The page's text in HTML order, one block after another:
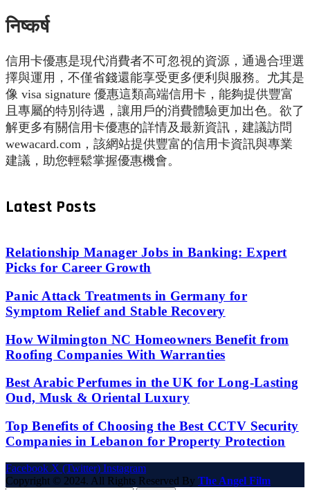
निष्कर्ष
信用卡優惠是現代消費者不可忽視的資源，通過合理選
擇與運用，不僅省錢還能享受更多便利與服務。尤其是
像 visa signature 優惠這類高端信用卡，能夠提供豐富
且專屬的特別待遇，讓用戶的消費體驗更加出色。欲了
解更多有關信用卡優惠的詳情及最新資訊，建議訪問
wewacard.com，該網站提供豐富的信用卡資訊與專業
建議，助您輕鬆掌握優惠機會。
Latest Posts
Relationship Manager Jobs in Banking: Expert
Picks for Career Growth
Panic Attack Treatments in Germany for
Symptom Relief and Stable Recovery
How Wilmington NC Homeowners Benefit from
Roofing Companies With Warranties
Best Arabic Perfumes in the UK for Long-Lasting
Oud, Musk & Oriental Luxury
Top Benefits of Choosing the Best CCTV Security
Companies in Lebanon for Property Protection
Facebook X (Twitter) Instagram
Copyright © 2024. All Rights Reserved By The Angel Film